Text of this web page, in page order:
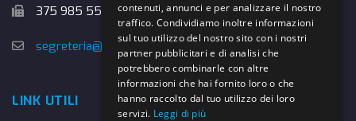
375 985 5526
segreteria@danybasket.it
LINK UTILI
contenuti, annunci e per analizzare il nostro
traffico. Condividiamo inoltre informazioni
sul tuo utilizzo del nostro sito con i nostri
partner pubblicitari e di analisi che
potrebbero combinarle con altre
informazioni che hai fornito loro o che
hanno raccolto dal tuo utilizzo dei loro
servizi. Leggi di più